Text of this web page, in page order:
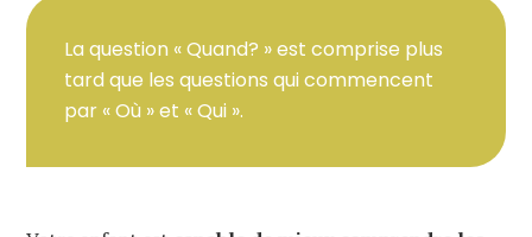
La question « Quand? » est comprise plus
tard que les questions qui commencent
par « Où » et « Qui ».